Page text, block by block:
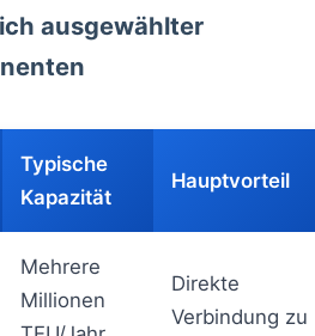
ausgewählter
Typische
Kapazität
Hauptvorteil
Mehrere
Millionen
Direkte
Verbindung zu